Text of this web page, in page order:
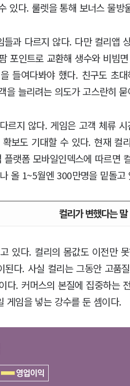
있다. 룰렛을 통해 보너스 물방
들과 다르지 않다. 다만 컬리앱
포인트로 교환해 생수와 비빔
들여다봐야 했다. 친구도 초
을 늘리려는 의도가 고스란히 묻
르지 않다. 게임은 고객 체류
보도 기대할 수 있다. 현재 컬
플랫폼 모바일인덱스에 따르면
올 1~5월엔 300만명을 밑돌고
컬리가 변했다는 말
있다. 컬리의 몸값도 이전만
된다. 사실 컬리는 그동안 고품
다. 커머스의 본질에 집중하는
게임을 넣는 강수를 둔 셈이다.